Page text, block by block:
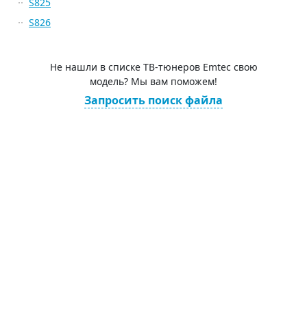
S826
Не нашли в списке ТВ-тюнеров Emtec свою
модель? Мы вам поможем!
Запросить поиск файла